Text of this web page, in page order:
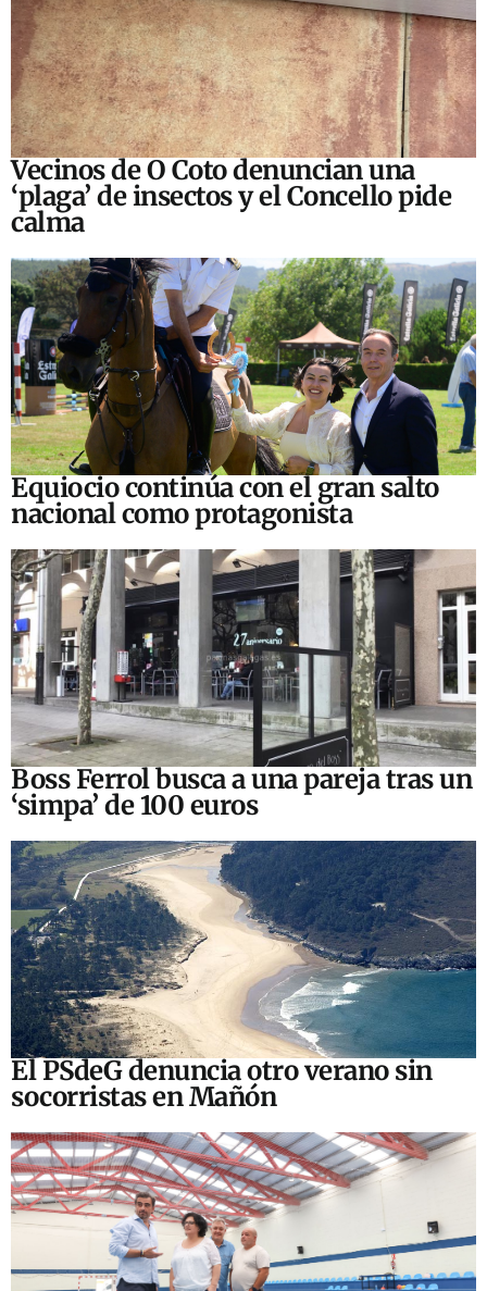
Vecinos de O Coto denuncian una
‘plaga’ de insectos y el Concello pide
calma
Equiocio continúa con el gran salto
nacional como protagonista
Boss Ferrol busca a una pareja tras un
‘simpa’ de 100 euros
El PSdeG denuncia otro verano sin
socorristas en Mañón